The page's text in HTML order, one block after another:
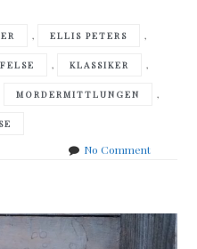
, ELLIS PETERS ,
, KLASSIKER ,
MORDERMITTLUNGEN ,
No Commenton
</br>Die
indische